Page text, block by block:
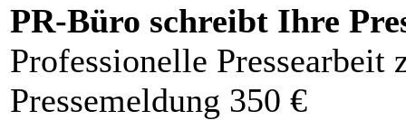
PR-Büro schreibt Ihre
Professionelle Pressearbeit
Pressemeldung 350 €